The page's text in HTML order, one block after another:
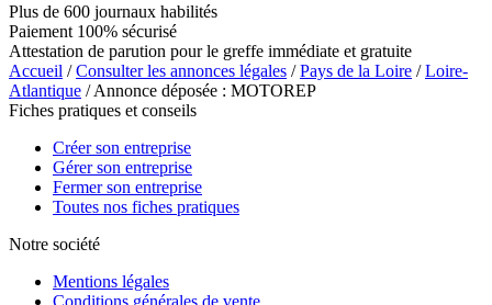
Plus de 600 journaux habilités
Paiement 100% sécurisé
Attestation de parution pour le greffe immédiate et gratuite
Accueil /Consulter les annonces légales /Pays de la Loire /Loire-
Atlantique / Annonce déposée : MOTOREP
Fiches pratiques et conseils
Créer son entreprise
Gérer son entreprise
Fermer son entreprise
Toutes nos fiches pratiques
Notre société
Mentions légales
Conditions générales de vente